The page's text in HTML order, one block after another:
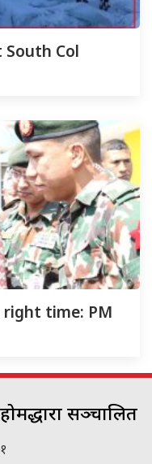
Col
time: PM
सञ्चालित